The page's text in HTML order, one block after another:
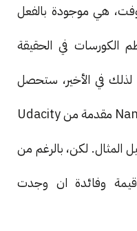
هي موجودة بالفعل
في الحقيقة
في الأخير، ستحصل
على ما يسمى بشهادة Nanodegree مقدمة من Udacity
لكن، بالرغم من
وفائدة ان وجدت